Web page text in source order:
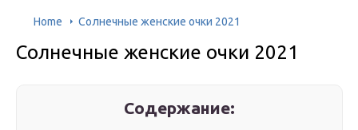
Home Солнечные женские очки 2021
Солнечные женские очки 2021
Содержание: